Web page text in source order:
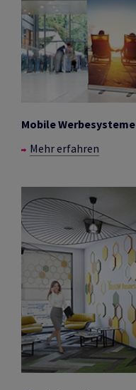
Mobile Werbesysteme
Mehr erfahren